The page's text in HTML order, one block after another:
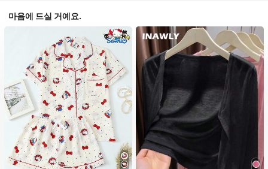
마음에 드실 거예요.